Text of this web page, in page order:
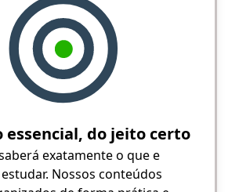
essencial, do jeito certo
exatamente o que e
Nossos conteúdos